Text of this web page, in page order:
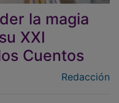
la magia
XXI
Cuentos